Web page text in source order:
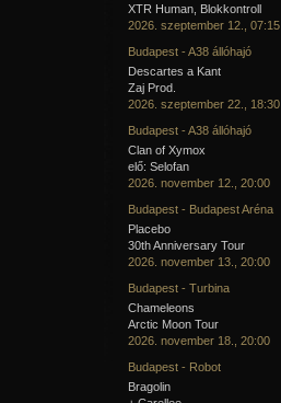
XTR Human, Blokkontroll
2026. szeptember 12., 07:15
Budapest - A38 állóhajó
Descartes a Kant
Zaj Prod.
2026. szeptember 22., 18:30
Budapest - A38 állóhajó
Clan of Xymox
elő: Selofan
2026. november 12., 20:00
Budapest - Budapest Aréna
Placebo
30th Anniversary Tour
2026. november 13., 20:00
Budapest - Turbina
Chameleons
Arctic Moon Tour
2026. november 18., 20:00
Budapest - Robot
Bragolin